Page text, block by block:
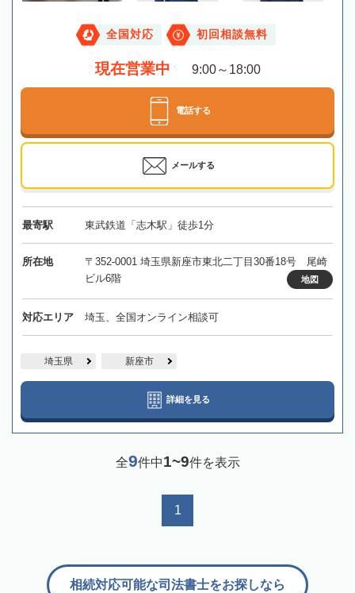
全国対応 初回相談無料
現在営業中 9:00～18:00
電話する
メールする
最寄駅 東武鉄道「志木駅」徒歩1分
所在地
〒352-0001 埼玉県新座市東北二丁目30番18号 尾崎
ビル6階
地図
対応エリア 埼玉、全国オンライン相談可
埼玉県 新座市
詳細を見る
全9件中1~9件を表示
1
相続対応可能な司法書士をお探しなら